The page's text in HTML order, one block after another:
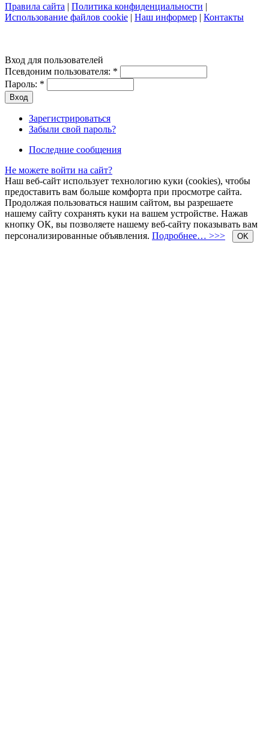
Правила сайта | Политика конфиденциальности |
Использование файлов cookie | Наш информер | Контакты
Вход для пользователей
Псевдоним пользователя: *
Пароль: *
Зарегистрироваться
Забыли свой пароль?
Последние сообщения
Не можете войти на сайт?
Наш веб-сайт использует технологию куки (cookies), чтобы
предоставить вам больше комфорта при просмотре сайта.
Продолжая пользоваться нашим сайтом, вы разрешаете
нашему сайту сохранять куки на вашем устройстве. Нажав
кнопку ОК, вы позволяете нашему веб-сайту показывать вам
персонализированные объявления. Подробнее… >>> OK